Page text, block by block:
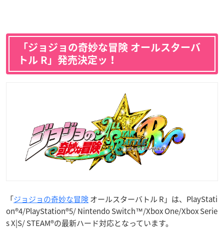
「ジョジョの奇妙な冒険 オールスターバ
トル R」発売決定ッ！
「ジョジョの奇妙な冒険オールスターバトル R」は、PlayStati
on®4/PlayStation®5/ Nintendo Switch™/Xbox One/Xbox Serie
s X|S/ STEAM®の最新ハード対応となっています。